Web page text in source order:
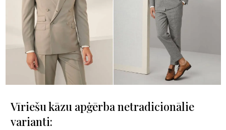
Vīriešu kāzu apģērba netradicionālie
varianti: